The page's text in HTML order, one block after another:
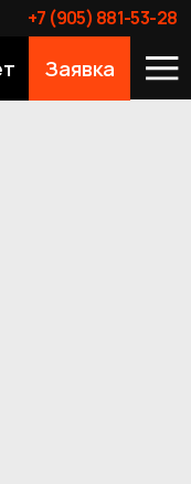
Заявка
(905) 881-53-28